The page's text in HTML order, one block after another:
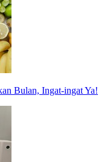
Bulan, Ingat-ingat Ya!